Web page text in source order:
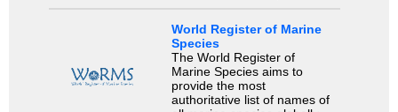
World Register of Marine
Species
The World Register of
Marine Species aims to
provide the most
authoritative list of names of